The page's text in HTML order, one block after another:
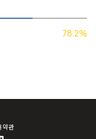
78.2%
약관